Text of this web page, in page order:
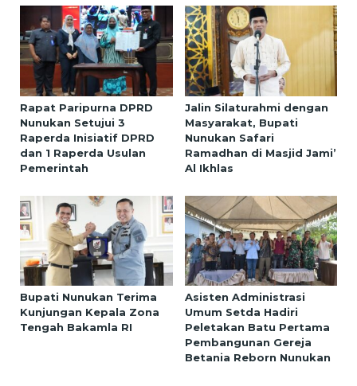
Rapat Paripurna DPRD
Nunukan Setujui 3
Raperda Inisiatif DPRD
dan 1 Raperda Usulan
Pemerintah
Jalin Silaturahmi dengan
Masyarakat, Bupati
Nunukan Safari
Ramadhan di Masjid Jami’
Al Ikhlas
Bupati Nunukan Terima
Kunjungan Kepala Zona
Tengah Bakamla RI
Asisten Administrasi
Umum Setda Hadiri
Peletakan Batu Pertama
Pembangunan Gereja
Betania Reborn Nunukan